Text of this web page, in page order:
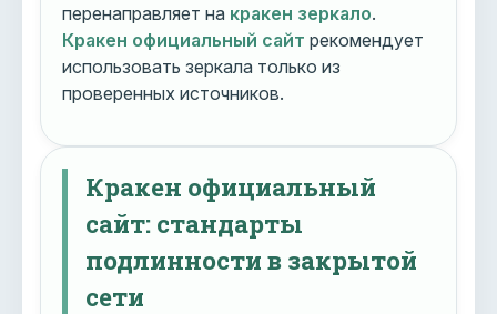
перенаправляет на кракен зеркало.
Кракен официальный сайт рекомендует
использовать зеркала только из
проверенных источников.
Кракен официальный
сайт: стандарты
подлинности в закрытой
сети